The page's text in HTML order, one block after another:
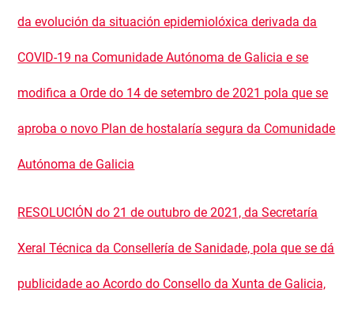
da evolución da situación epidemiolóxica derivada da
COVID-19 na Comunidade Autónoma de Galicia e se
modifica a Orde do 14 de setembro de 2021 pola que se
aproba o novo Plan de hostalaría segura da Comunidade
Autónoma de Galicia
RESOLUCIÓN do 21 de outubro de 2021, da Secretaría
Xeral Técnica da Consellería de Sanidade, pola que se dá
publicidade ao Acordo do Consello da Xunta de Galicia,